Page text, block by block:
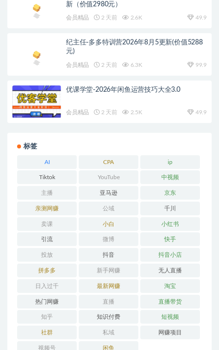
新（价值2980元）
会员精品 2 天前 2.6K 49.9
纪主任-多多特训营2026年8月5更新(价值5288
元)
会员精品 2 天前 6.3K 99.9
优课学堂-2026年闲鱼运营技巧大全3.0
会员精品 2 天前 2.5K 49.9
标签
AI CPA ip
Tiktok YouTube 中视频
主播 亚马逊 京东
亲测网赚 公域 千川
卖课 小白 小红书
引流 微博 快手
投放 抖音 抖音小店
拼多多 新手网赚 无人直播
日入过千 最新网赚 淘宝
热门网赚 直播 直播带货
知乎 知识付费 短视频
社群 私域 网赚项目
视频号 闲鱼